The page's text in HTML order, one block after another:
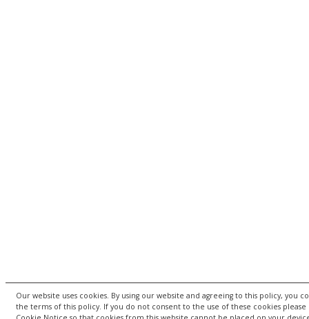
Our website uses cookies. By using our website and agreeing to this policy, you
the terms of this policy. If you do not consent to the use of these cookies